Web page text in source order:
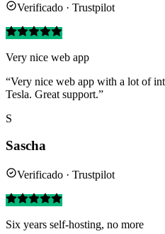
Verificado · Trustpilot
Very nice web app
“Very nice web app with a lot of
Tesla. Great support.”
S
Sascha
Verificado · Trustpilot
Six years self-hosting, no more